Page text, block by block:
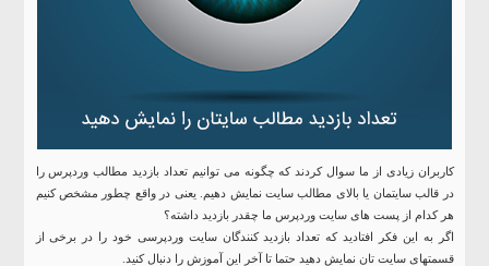
کاربران زیادی از ما سوال کردند که چگونه می توانیم تعداد بازدید مطالب وردپرس را
در قالب سایتمان یا بالای مطالب سایت نمایش دهیم. یعنی در واقع چطور مشخص کنیم
هر کدام از پست های سایت وردپرس ما چقدر بازدید داشته؟
اگر به این فکر افتادید که تعداد بازدید کنندگان سایت وردپرسی خود را در برخی از
قسمتهای سایت تان نمایش دهید حتما تا آخر این آموزش را دنبال کنید.